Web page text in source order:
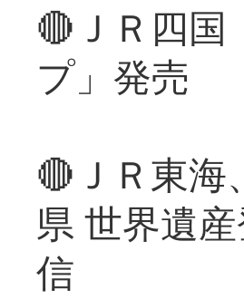
🔴ＪＲ四国
プ」発売
🔴ＪＲ東海
県 世界遺
信